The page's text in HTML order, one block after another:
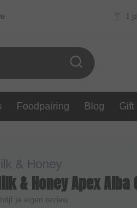
1
Foodpairing Blog
& Honey
& Honey Apex Alba
je eigen review